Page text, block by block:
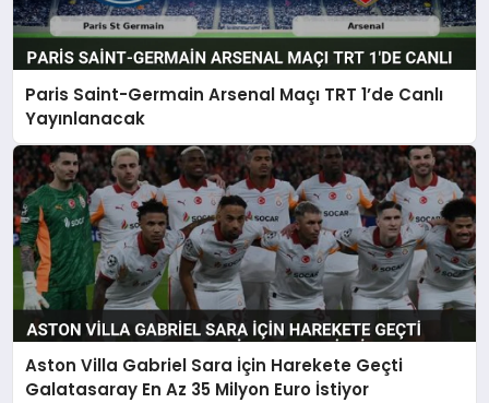
Paris Saint-Germain Arsenal Maçı TRT 1’de Canlı
Yayınlanacak
Aston Villa Gabriel Sara İçin Harekete Geçti
Galatasaray En Az 35 Milyon Euro İstiyor